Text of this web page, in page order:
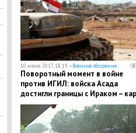
10 июня 2017, 18:19 —Военное обозрение
Поворотный момент в войне
против ИГИЛ: войска Асада
достигли границы с Ираком –
боевых действий